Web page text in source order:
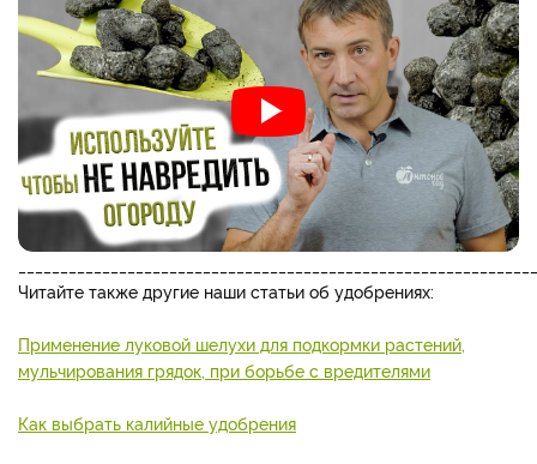
Читайте также другие наши статьи об удобрениях:
Применение луковой шелухи для подкормки растений,
мульчирования грядок, при борьбе с вредителями
Как выбрать калийные удобрения